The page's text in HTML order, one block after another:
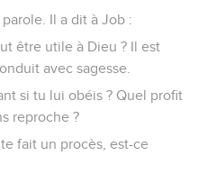
Il a dit à Job :
être utile à Dieu ? Il est
avec sagesse.
si tu lui obéis ? Quel profit
reproche ?
te fait un procès, est-ce